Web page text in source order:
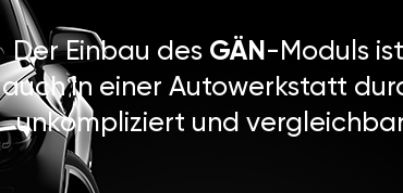
Der Einbau des GÄN-Moduls
auch in einer Autowerkstatt
unkompliziert und